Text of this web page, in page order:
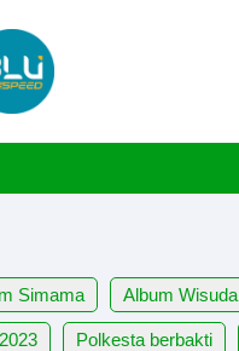
Simama Album Wisuda
Polkesta berbakti